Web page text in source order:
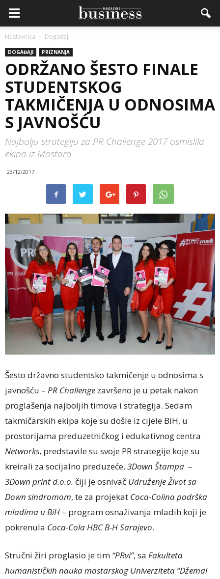
Naslovnica Događaji
DOGAĐAJI PRIZNANJA
ODRŽANO ŠESTO FINALE
STUDENTSKOG
TAKMIČENJA U ODNOSIMA
S JAVNOŠĆU
Najbolju strategiju za PR Challenge 2017 osmislila
ekipa iz Mostara
23/12/2017
Šesto državno studentsko takmičenje u odnosima s
javnošću – PR Challenge završeno je u petak nakon
proglašenja najboljih timova i strategija. Sedam
takmičarskih ekipa koje su došle iz cijele BiH, u
prostorijama preduzetničkog i edukativnog centra
Networks, predstavile su svoje PR strategije koje su
kreirali za socijalno preduzeće, 3Down Štampa –
3Down print d.o.o. čiji je osnivač Udruženje Život sa
Down sindromom, te za projekat Coca-Colina podrška
mladima u BiH – program osnaživanja mladih koji je
pokrenula Coca-Cola HBC B-H Sarajevo.
Stručni žiri proglasio je tim “PRvi”, sa Fakulteta
humanističkih nauka mostarskog Univerziteta “Džemal